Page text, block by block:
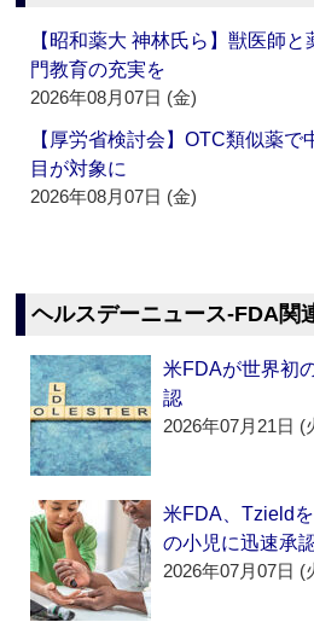
【昭和薬大 神林氏ら】獣医師
門教育の充実を
2026年08月07日 (金)
【厚労省検討会】OTC類似薬で
目が対象に
2026年08月07日 (金)
ヘルスデーニュース‐FDA関
米FDAが世界初
認
2026年07月21日 (
米FDA、Tzield
の小児に迅速承
2026年07月07日 (